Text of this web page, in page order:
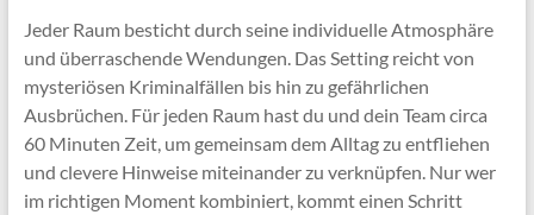
Jeder Raum besticht durch seine individuelle Atmosphäre
und überraschende Wendungen. Das Setting reicht von
mysteriösen Kriminalfällen bis hin zu gefährlichen
Ausbrüchen. Für jeden Raum hast du und dein Team circa
60 Minuten Zeit, um gemeinsam dem Alltag zu entfliehen
und clevere Hinweise miteinander zu verknüpfen. Nur wer
im richtigen Moment kombiniert, kommt einen Schritt